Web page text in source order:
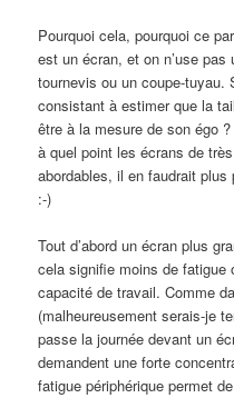
Pourquoi cela, pourquoi ce
est un écran, et on n’use
tournevis ou un coupe-tuyau.
consistant à estimer que la
être à la mesure de son égo
à quel point les écrans de
abordables, il en faudrait plus
:-)
Tout d’abord un écran plus
cela signifie moins de fatigue
capacité de travail. Comme
(malheureusement serais-je
passe la journée devant un
demandent une forte
fatigue périphérique permet